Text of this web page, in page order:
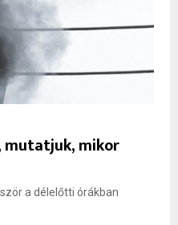
mutatjuk, mikor
a délelőtti órákban